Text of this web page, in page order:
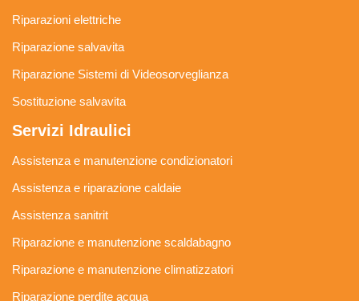
Riparazioni elettriche
Riparazione salvavita
Riparazione Sistemi di Videosorveglianza
Sostituzione salvavita
Servizi Idraulici
Assistenza e manutenzione condizionatori
Assistenza e riparazione caldaie
Assistenza sanitrit
Riparazione e manutenzione scaldabagno
Riparazione e manutenzione climatizzatori
Riparazione perdite acqua